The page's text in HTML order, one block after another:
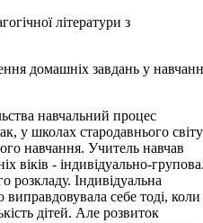
літератури з
домашніх завдань у
в'їдливий контроль користі не дає. Доброзичливий і мудрий контроль сприймається з вдячністю, бо він допомагає виявляти і долати труднощі, підносить уже здобуте, будить радісні переживання успіху, спонукає до самоудосконалення і самоконтролю ("Найкращий контроль - власна совість"). Вік людини порівняно недовгий ("Вік наш - як година"). Та й швидко минає ("Збіжить вік - як одна година", "Ліга упливають, як вода", "Вік пройшов, як батогом ляснув"). Тож і прожити його треба змістовно, гідно. У зв'язку з цим в народній педагогіці велика увага приділяється чиннику часу в житті людини. Про раціональне використання часу на основі додержання тих чи інших режимних моментів йдеться в багатьох прислів'ях і приказках, наприклад: "Хто рано встає, тому бог дає", "Легше пізно лягти спати, ніж рано вставати", "Зі сном, як з волом, борися, а рано вставати не лінися", "Сьогоднішньої роботи на завтра не відкладай", "Зробив діло - гуляй сміло". Глибоко замислитись над невпинним плином часу спонукають також народні загадки. І це не випадково: режим, тобто розумний і чіткий розпорядок життя і діяльності дитини народна педагогіка розглядає як один з дійових методів виховання, важливий чинник формування звичок. У практиці народного виховання режим формується на основі укладу життя трудової родини в селі чи в місті, з урахуванням віку й статі дитини, пори року й навіть особливостей дня - будень, неділя чи свято. Широко застосовуються в народі такі дійові методи виховання, як виконання різних доручень і обов'язків, дитячі ігри та забави. До виконання різних доручень дітьми практика народного виховання вдасться дужо часто. Обов'язки дітей випливають з потреб трудової сім'ї. Доручення вдома вони одержують найчастіше від батьків. Щоденне виконання доручень і обов'язків змалку дисциплінує дитину, формує почуття відповідальності, вчить раціонально використовувати час, будить ініціативу, гартує характер і виробляє вольові якості, вчить долати труднощі й доводити розпочату справу до кінця ("Кінець діло хвалить"). Успішне виконання доручення викликає в дитини радість успіху. Особливо, якщо виконання перевірив і оцінив хтось із авторитетних людей - батько чи мати, дідусь чи бабуся. Доручення визначають відповідно до віку і статі дитини з поступовим їх ускладненням. Коло цих доручень і обов'язків досить широко. Наприклад, діти в сім'ях як у місті, так і в селі виконують різну хатню роботу, бавлять немовлят, допомагають батькам у праці. Чим діти старші, тим доручення складніші. Не завжди доручення й обов'язки бажані та привабливі дитині. Та вони завжди й не можуть бути такими. Щоб підготуватися до життя, слід навчитися бути вольовим і дисциплінованим, мати почуття обов'язку й відповідальності. А для цього треба привчити себе виконувати не тільки те, що хочеться, а й те, що дуже потрібне, хай навіть неприємне, важке. Щоправда, в умовах експлуататорського ладу на плечі дітей трударів часто лягали й непосильні доручення та обов'язки. Самостійна робота - це не форма організації навчальних занять і не метод навчання. Її правомірно розглядати скоріше як засіб залучення учнів у самостійну пізнавальну діяльність, засіб її логічної і психологічної організації. (8, 279) Основною вимогою суспільства до сучасної школи є формування особистості, що вміла б самостійно творчо вирішувати наукові, виробничі, суспільні задачі, критично мислити, виробляти і захищати свою точку зору, свої переконання, систематично і безупинно поповнювати й обновляти свої знання шляхом самоосвіти, удосконалювати уміння, творчо застосовувати них у дійсності. Фахівцями в цій області підкреслювалося, що учням важливо дати метод, дороговказну нитку для організації придбання знань, а це значить - озброїти їх уміннями і навичками наукової організації розумової праці, тобто уміннями ставати мету, вибирати засоби її досягнення, планувати роботу в часі. Для формування цілісної і гармонічної особистості необхідно систематичне включення її в самостійну діяльність, що у процесі особливого виду навчальних завдань - самостійних робіт - здобуває характер проблемно-пошукової діяльності. Існує безліч різних напрямків у дослідженні природи активності і самостійності учнів у навчанні. Перший напрямок бере початок ще в стародавності. Його представниками можна вважати ще давньогрецьких учених (Аристосен, Сократ, Платон, Аристотель), що глиб